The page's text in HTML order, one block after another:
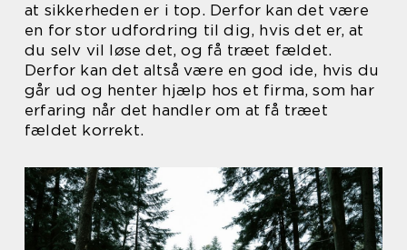
at sikkerheden er i top. Derfor kan det være
en for stor udfordring til dig, hvis det er, at
du selv vil løse det, og få træet fældet.
Derfor kan det altså være en god ide, hvis du
går ud og henter hjælp hos et firma, som har
erfaring når det handler om at få træet
fældet korrekt.